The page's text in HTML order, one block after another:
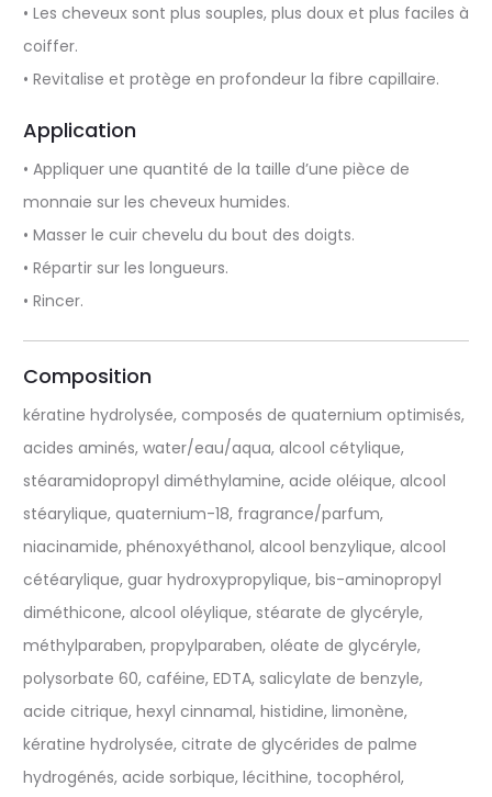
• Les cheveux sont plus souples, plus doux et plus faciles à
coiffer.
• Revitalise et protège en profondeur la fibre capillaire.
Application
• Appliquer une quantité de la taille d’une pièce de
monnaie sur les cheveux humides.
• Masser le cuir chevelu du bout des doigts.
• Répartir sur les longueurs.
• Rincer.
Composition
kératine hydrolysée, composés de quaternium optimisés,
acides aminés, water/eau/aqua, alcool cétylique,
stéaramidopropyl diméthylamine, acide oléique, alcool
stéarylique, quaternium-18, fragrance/parfum,
niacinamide, phénoxyéthanol, alcool benzylique, alcool
cétéarylique, guar hydroxypropylique, bis-aminopropyl
diméthicone, alcool oléylique, stéarate de glycéryle,
méthylparaben, propylparaben, oléate de glycéryle,
polysorbate 60, caféine, EDTA, salicylate de benzyle,
acide citrique, hexyl cinnamal, histidine, limonène,
kératine hydrolysée, citrate de glycérides de palme
hydrogénés, acide sorbique, lécithine, tocophérol,